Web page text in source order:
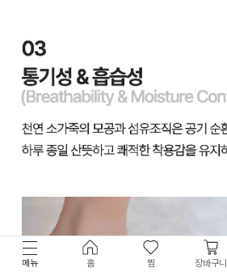
메뉴 홈 찜 장바구니